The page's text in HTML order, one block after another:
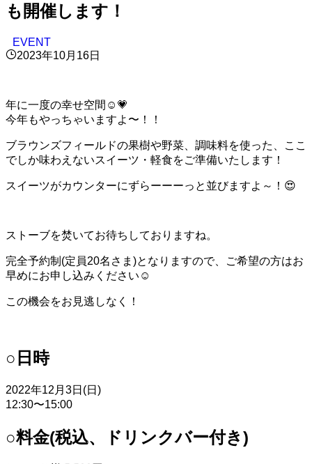
も開催します！
EVENT
2023年10月16日
年に一度の幸せ空間☺️💗
今年もやっちゃいますよ〜！！
ブラウンズフィールドの果樹や野菜、調味料を使った、ここ
でしか味わえないスイーツ・軽食をご準備いたします！
スイーツがカウンターにずらーーーっと並びますよ～！😍
ストーブを焚いてお待ちしておりますね。
完全予約制(定員20名さま)となりますので、ご希望の方はお
早めにお申し込みください☺︎
この機会をお見逃しなく！
○日時
2022年12月3日(日)
12:30〜15:00
○料金(税込、ドリンクバー付き)